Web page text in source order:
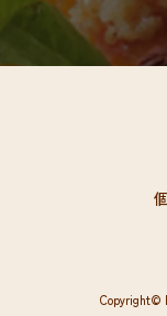
Copyright©